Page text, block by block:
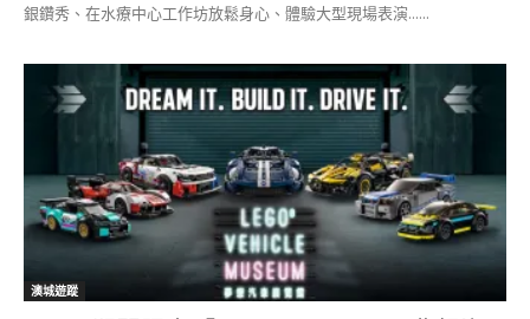
銀鑽秀、在水療中心工作坊放鬆身心、體驗大型現場表演......
澳城遊蹤